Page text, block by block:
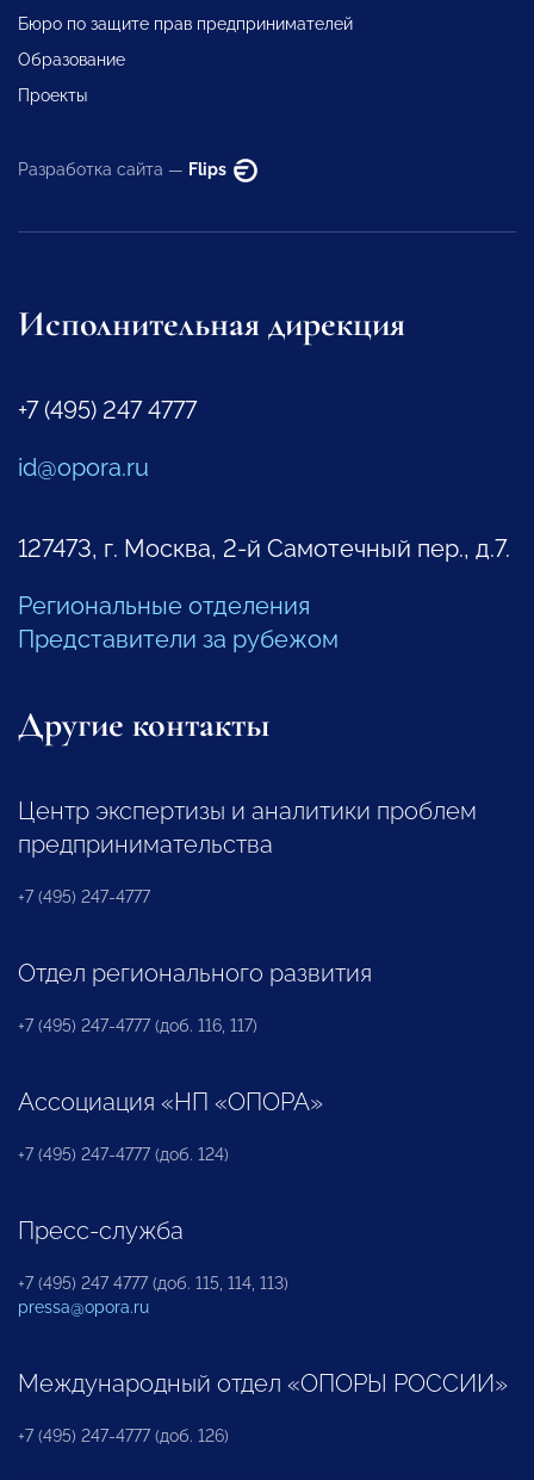
Бюро по защите прав предпринимателей
Образование
Проекты
Разработка сайта — Flips
Исполнительная дирекция
+7 (495) 247 4777
id@opora.ru
127473, г. Москва, 2-й Самотечный пер., д.7.
Региональные отделения
Представители за рубежом
Другие контакты
Центр экспертизы и аналитики проблем
предпринимательства
+7 (495) 247-4777
Отдел регионального развития
+7 (495) 247-4777 (доб. 116, 117)
Ассоциация «НП «ОПОРА»
+7 (495) 247-4777 (доб. 124)
Пресс-служба
+7 (495) 247 4777 (доб. 115, 114, 113)
pressa@opora.ru
Международный отдел «ОПОРЫ РОССИИ»
+7 (495) 247-4777 (доб. 126)